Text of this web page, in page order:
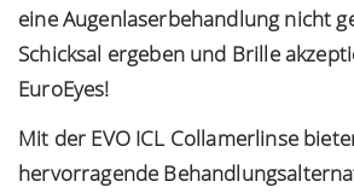
eine Augenlaserbehandlung nicht
Schicksal ergeben und Brille
EuroEyes!
Mit der EVO ICL Collamerlinse
hervorragende